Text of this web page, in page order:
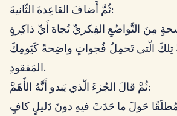
ثُمَّ أَضافَ القاعِدةَ الثّانيةَ:
مِنَ التَّواضُعِ الفِكريِّ تُجاهَ أَيِّ ذاكِرةٍ
تِلكَ الّتي تَحمِلُ فُجواتٍ واضِحةً كَيَومِكَ
المَفقودِ.
ثُمَّ قالَ الجُزءَ الّذي يَبدو أَنَّهُ الأَهَمَّ: